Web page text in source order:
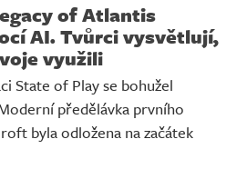
of Atlantis
AI. Tvůrci vysvětlují,
využili
State of Play se bohužel
předělávka prvního
byla odložena na začátek